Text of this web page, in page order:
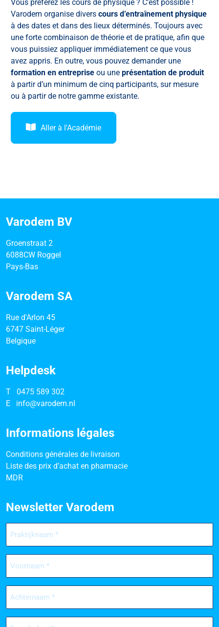
Vous préférez les cours de physique ? C’est possible !
Varodem organise divers cours d’entraînement physique
à des dates et dans des lieux déterminés. Toujours avec
une forte combinaison de théorie et de pratique, afin que
vous puissiez appliquer immédiatement ce que vous
avez appris. En outre, vous pouvez demander une
formation en entreprise ou une présentation de produit
à partir d’un minimum de cinq participants, sur mesure
ou à partir de notre gamme existante.
Aller à l'Académie
Varodem BV
Groenstraat 2
6088CW Roggel
Pays-Bas
Varodem SA
Rue d'Arlon 45
6747 Saint-Léger
Belgique
Helpdesk
T
0475 589 302
E
info@varodem.nl
Informations légales
Conditions générales de livraison
Liste des prix d’achat en pharmacie
MDR
Newsletter Varodem
(Nécessaire)
(Nécessaire)
(Nécessaire)